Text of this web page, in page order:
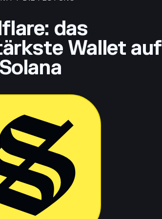
das
Wallet auf
Solana